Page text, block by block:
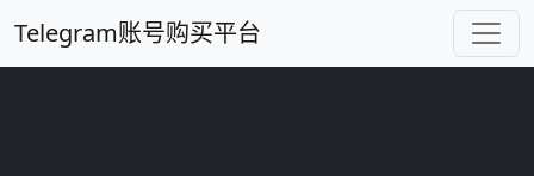
Telegram账号购买平台